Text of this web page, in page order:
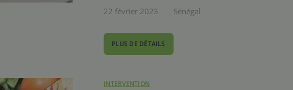
22 février 2023 Sénégal
PLUS DE DÉTAILS
INTERVENTION